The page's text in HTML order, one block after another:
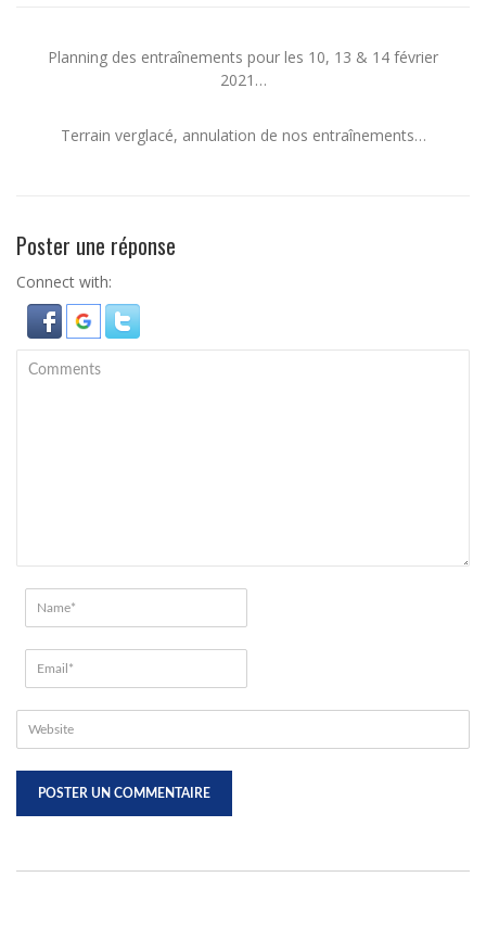
Planning des entraînements pour les 10, 13 & 14 février
2021…
Terrain verglacé, annulation de nos entraînements…
Poster une réponse
Connect with: